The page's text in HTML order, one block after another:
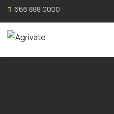
666 888 0000